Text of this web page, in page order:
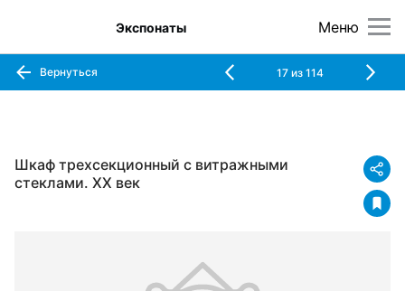
Меню
Экспонаты
Вернуться 17 из 114
Шкаф трехсекционный с витражными
стеклами. XX век